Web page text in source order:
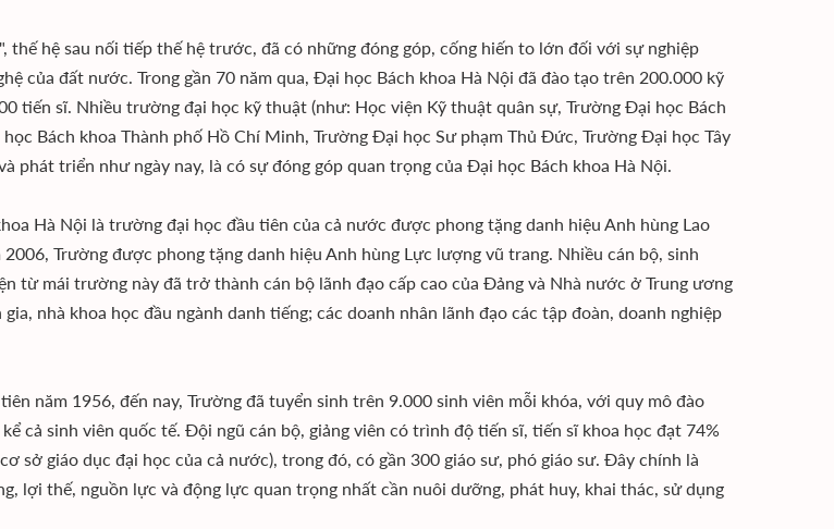
thế hệ sau nối tiếp thế hệ trước, đã có những đóng góp, cống hiến to lớn đối với sự nghiệp
của đất nước. Trong gần 70 năm qua, Ðại học Bách khoa Hà Nội đã đào tạo trên 200.000 kỹ
tiến sĩ. Nhiều trường đại học kỹ thuật (như: Học viện Kỹ thuật quân sự, Trường Ðại học Bách
Bách khoa Thành phố Hồ Chí Minh, Trường Ðại học Sư phạm Thủ Ðức, Trường Ðại học Tây
phát triển như ngày nay, là có sự đóng góp quan trọng của Ðại học Bách khoa Hà Nội.
Hà Nội là trường đại học đầu tiên của cả nước được phong tặng danh hiệu Anh hùng Lao
Trường được phong tặng danh hiệu Anh hùng Lực lượng vũ trang. Nhiều cán bộ, sinh
từ mái trường này đã trở thành cán bộ lãnh đạo cấp cao của Ðảng và Nhà nước ở Trung ương
nhà khoa học đầu ngành danh tiếng; các doanh nhân lãnh đạo các tập đoàn, doanh nghiệp
năm 1956, đến nay, Trường đã tuyển sinh trên 9.000 sinh viên mỗi khóa, với quy mô đào
cả sinh viên quốc tế. Ðội ngũ cán bộ, giảng viên có trình độ tiến sĩ, tiến sĩ khoa học đạt 74%
sở giáo dục đại học của cả nước), trong đó, có gần 300 giáo sư, phó giáo sư. Ðây chính là
lợi thế, nguồn lực và động lực quan trọng nhất cần nuôi dưỡng, phát huy, khai thác, sử dụng